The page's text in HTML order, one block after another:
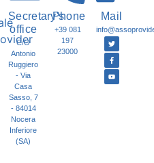
Secretary's
office
C/O
Antonio
Ruggiero
- Via
Casa
Sasso, 7
- 84014
Nocera
Inferiore
(SA)
Phone
+39 081
197
23000
Mail